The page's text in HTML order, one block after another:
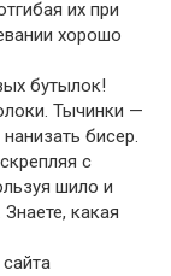
их при
хорошо
бутылок!
Тычинки —
бисер.
с
шило и
какая